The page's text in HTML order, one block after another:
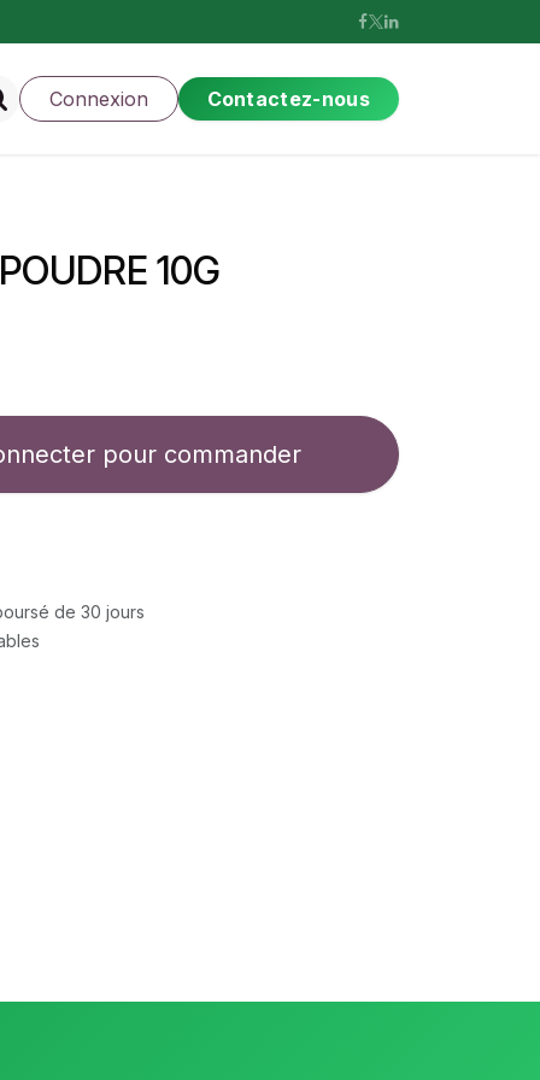
Connexion Contactez-nous
10G
pour commander
de 30 jours